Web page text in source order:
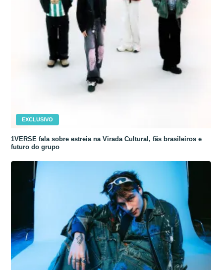
EXCLUSIVO
1VERSE fala sobre estreia na Virada Cultural, fãs brasileiros e
futuro do grupo